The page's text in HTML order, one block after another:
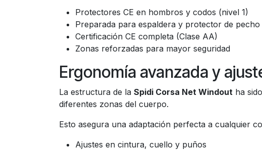
Protectores CE en hombros y codos (nivel 1)
Preparada para espaldera y protector de
Certificación CE completa (Clase AA)
Zonas reforzadas para mayor seguridad
Ergonomía avanzada y
La estructura de la Spidi Corsa Net Windout ha
diferentes zonas del cuerpo.
Esto asegura una adaptación perfecta a cualquier
Ajustes en cintura, cuello y puños